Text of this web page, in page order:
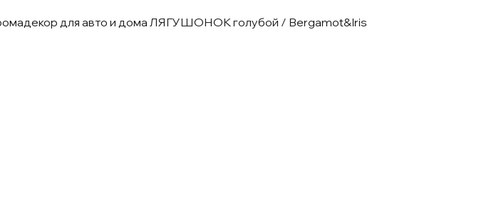
для авто и дома ЛЯГУШОНОК голубой / Bergamot&Iris